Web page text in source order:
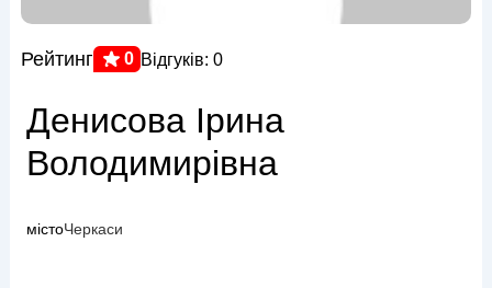
Рейтинг 0 Відгуків: 0
Денисова Ірина
Володимирівна
містоЧеркаси